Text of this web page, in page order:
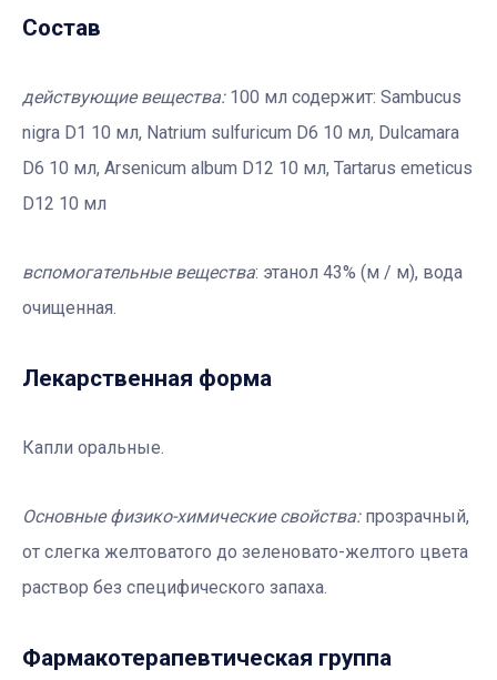
Состав
действующие вещества:100 мл содержит: Sambucus
nigra D1 10 мл, Natrium sulfuricum D6 10 мл, Dulcamara
D6 10 мл, Arsenicum album D12 10 мл, Tartarus emeticus
D12 10 мл
вспомогательные вещества: этанол 43% (м / м), вода
очищенная.
Лекарственная форма
Капли оральные.
Основные физико-химические свойства:прозрачный,
от слегка желтоватого до зеленовато-желтого цвета
раствор без специфического запаха.
Фармакотерапевтичеcкая группа